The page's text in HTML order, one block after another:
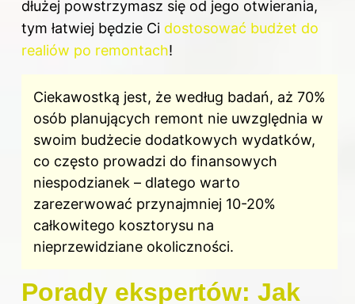
dłużej powstrzymasz się od jego otwierania,
tym łatwiej będzie Ci dostosować budżet do
realiów po remontach!
Ciekawostką jest, że według badań, aż 70%
osób planujących remont nie uwzględnia w
swoim budżecie dodatkowych wydatków,
co często prowadzi do finansowych
niespodzianek – dlatego warto
zarezerwować przynajmniej 10-20%
całkowitego kosztorysu na
nieprzewidziane okoliczności.
Porady ekspertów: Jak